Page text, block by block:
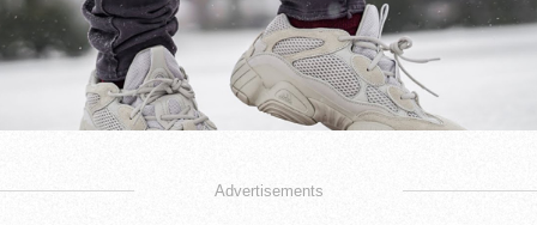
Advertisements